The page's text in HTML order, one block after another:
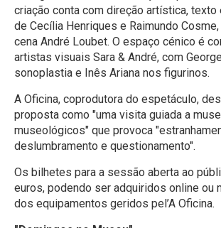
criação conta com direção artística, texto
de Cecília Henriques e Raimundo
cena André Loubet. O espaço cénico é
artistas visuais Sara & André, com
sonoplastia e Inês Ariana nos figurinos.
A Oficina, coprodutora do espetáculo,
proposta como "uma visita guiada a
museológicos" que provoca
deslumbramento e questionamento".
Os bilhetes para a sessão aberta ao
euros, podendo ser adquiridos online ou
dos equipamentos geridos pel’A Oficina.